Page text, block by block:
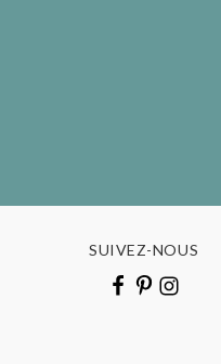
SUIVEZ-NOUS